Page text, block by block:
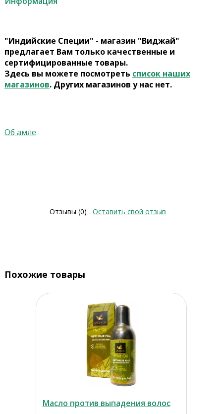
"Индийские Специи" - магазин "Виджай"
предлагает Вам только качественные и
сертифицированные товары.
Здесь вы можете посмотреть список наших
магазинов. Других магазинов у нас нет.
Об амле
Отзывы (0) Оставить свой отзыв
Похожие товары
Масло против выпадения волос